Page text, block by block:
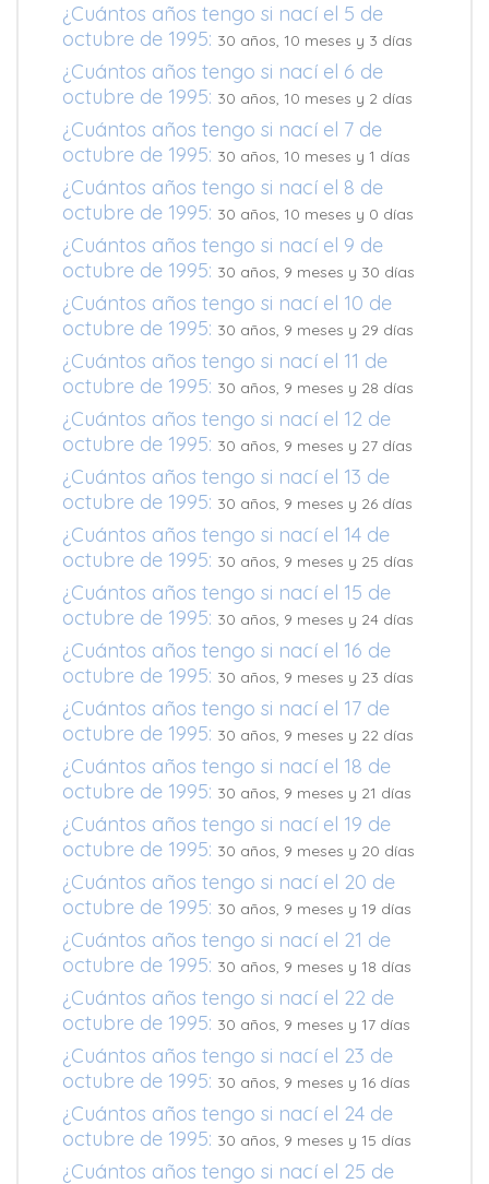
¿Cuántos años tengo si nací el 5 de
octubre de 1995: 30 años, 10 meses y 3 días
¿Cuántos años tengo si nací el 6 de
octubre de 1995: 30 años, 10 meses y 2 días
¿Cuántos años tengo si nací el 7 de
octubre de 1995: 30 años, 10 meses y 1 días
¿Cuántos años tengo si nací el 8 de
octubre de 1995: 30 años, 10 meses y 0 días
¿Cuántos años tengo si nací el 9 de
octubre de 1995: 30 años, 9 meses y 30 días
¿Cuántos años tengo si nací el 10 de
octubre de 1995: 30 años, 9 meses y 29 días
¿Cuántos años tengo si nací el 11 de
octubre de 1995: 30 años, 9 meses y 28 días
¿Cuántos años tengo si nací el 12 de
octubre de 1995: 30 años, 9 meses y 27 días
¿Cuántos años tengo si nací el 13 de
octubre de 1995: 30 años, 9 meses y 26 días
¿Cuántos años tengo si nací el 14 de
octubre de 1995: 30 años, 9 meses y 25 días
¿Cuántos años tengo si nací el 15 de
octubre de 1995: 30 años, 9 meses y 24 días
¿Cuántos años tengo si nací el 16 de
octubre de 1995: 30 años, 9 meses y 23 días
¿Cuántos años tengo si nací el 17 de
octubre de 1995: 30 años, 9 meses y 22 días
¿Cuántos años tengo si nací el 18 de
octubre de 1995: 30 años, 9 meses y 21 días
¿Cuántos años tengo si nací el 19 de
octubre de 1995: 30 años, 9 meses y 20 días
¿Cuántos años tengo si nací el 20 de
octubre de 1995: 30 años, 9 meses y 19 días
¿Cuántos años tengo si nací el 21 de
octubre de 1995: 30 años, 9 meses y 18 días
¿Cuántos años tengo si nací el 22 de
octubre de 1995: 30 años, 9 meses y 17 días
¿Cuántos años tengo si nací el 23 de
octubre de 1995: 30 años, 9 meses y 16 días
¿Cuántos años tengo si nací el 24 de
octubre de 1995: 30 años, 9 meses y 15 días
¿Cuántos años tengo si nací el 25 de